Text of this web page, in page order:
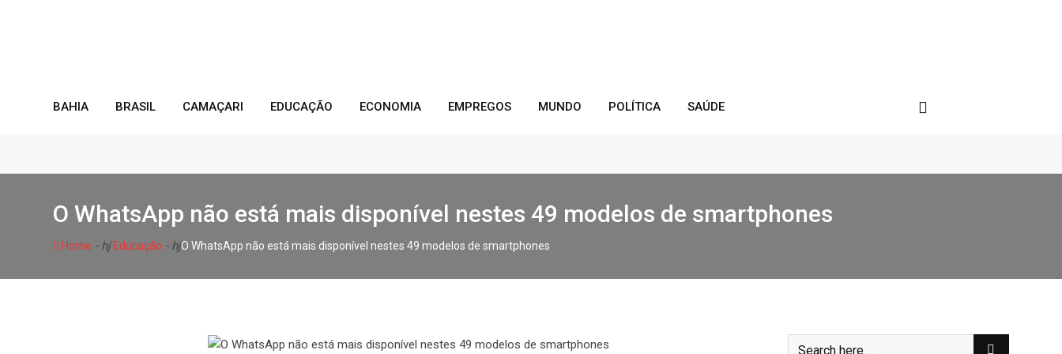
BAHIA BRASIL CAMAÇARI EDUCAÇÃO ECONOMIA EMPREGOS MUNDO POLÍTICA SAÚDE
O WhatsApp não está mais disponível nestes 49 modelos de smartphones
Home - hjEducação - hjO WhatsApp não está mais disponível nestes 49 modelos de smartphones